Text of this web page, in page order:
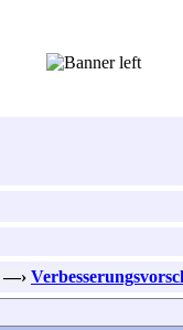
—›